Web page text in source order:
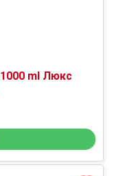
ml Люкс